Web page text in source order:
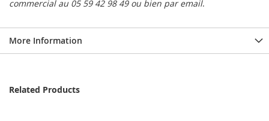
commercial au 05 59 42 98 49 ou bien par email.
More Information
Related Products